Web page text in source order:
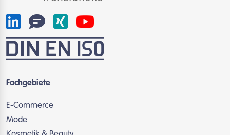
Fachgebiete
E-Commerce
Mode